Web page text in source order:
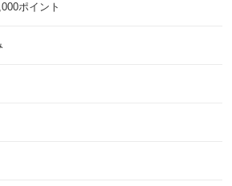
ポイント